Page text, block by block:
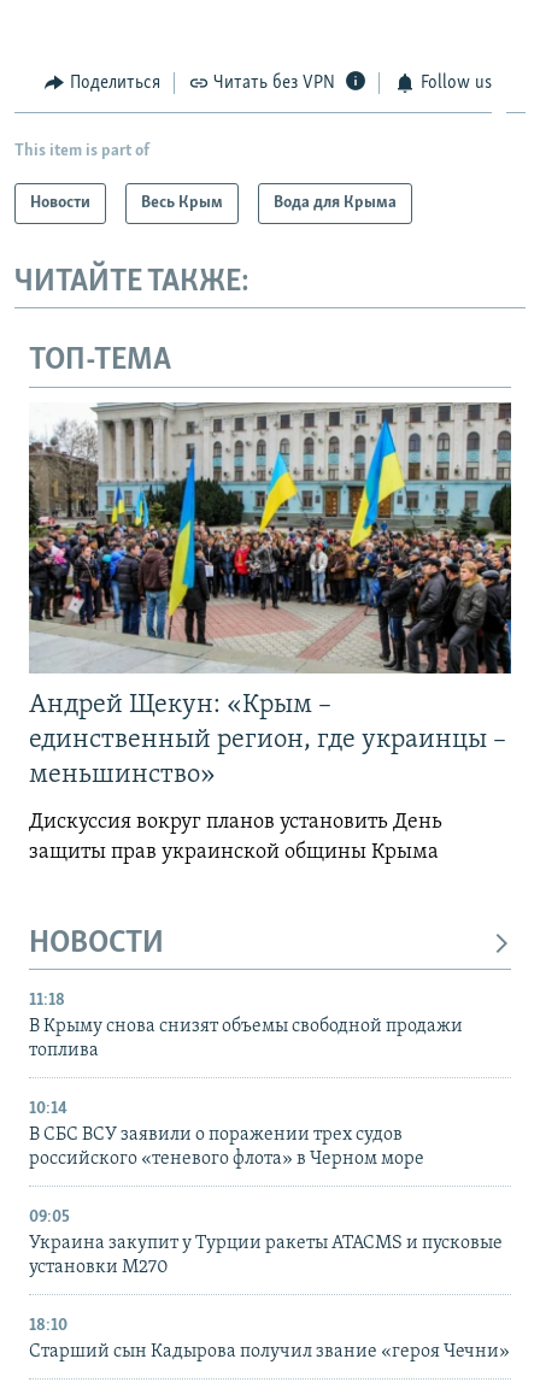
Поделиться Читать без VPN Follow us
This item is part of
Новости Весь Крым Вода для Крыма
ЧИТАЙТЕ ТАКЖЕ:
ТОП-ТЕМА
Андрей Щекун: «Крым –
единственный регион, где украинцы –
меньшинство»
Дискуссия вокруг планов установить День
защиты прав украинской общины Крыма
НОВОСТИ
11:18
В Крыму снова снизят объемы свободной продажи
топлива
10:14
В СБС ВСУ заявили о поражении трех судов
российского «теневого флота» в Черном море
09:05
Украина закупит у Турции ракеты ATACMS и пусковые
установки M270
18:10
Старший сын Кадырова получил звание «героя Чечни»